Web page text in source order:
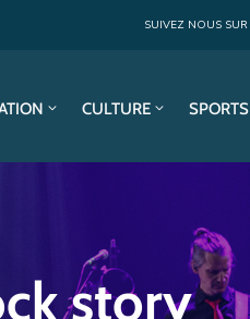
SUIVEZ NOUS SUR
CULTURE SPORTS
story